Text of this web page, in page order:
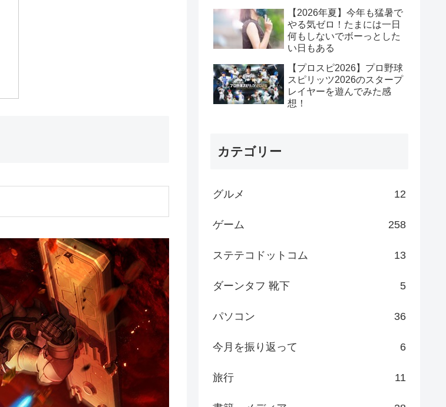
【2026年夏】今年も猛暑で
やる気ゼロ！たまには一日
何もしないでボーっとした
い日もある
【プロスピ2026】プロ野球
スピリッツ2026のスタープ
レイヤーを遊んでみた感
想！
カテゴリー
グルメ 12
ゲーム 258
ステテコドットコム 13
ダーンタフ 靴下 5
パソコン 36
今月を振り返って 6
旅行 11